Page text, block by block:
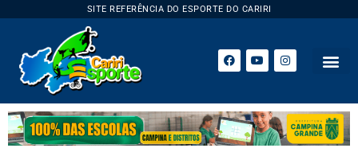
SITE REFERÊNCIA DO ESPORTE DO CARIRI